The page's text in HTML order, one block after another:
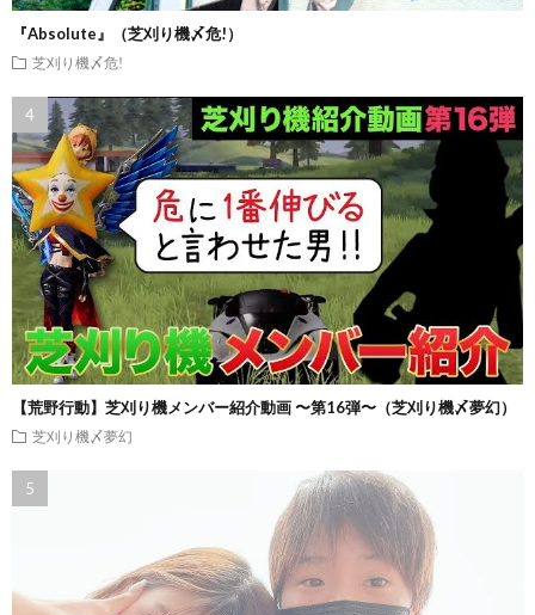
『Absolute』（芝刈り機〆危!）
芝刈り機〆危!
【荒野行動】芝刈り機メンバー紹介動画 〜第16弾〜（芝刈り機〆夢幻）
芝刈り機〆夢幻